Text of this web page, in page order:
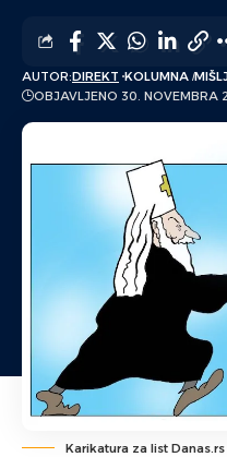
AUTOR:DIREKT KOLUMNA
OBJAVLJENO 30. NOVEMBRA
Karikatura za list Danas.rs